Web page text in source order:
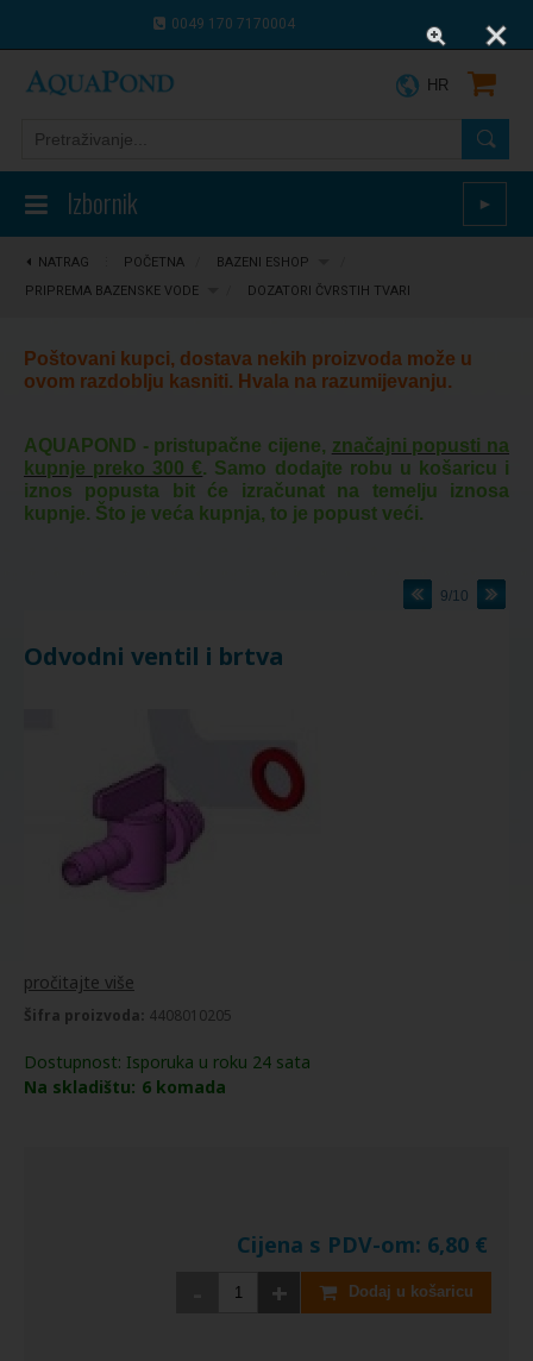
0049 170 7170004
Izbornik ►
HR
NATRAG POČETNA BAZENI ESHOP
PRIPREMA BAZENSKE VODE
DOZATORI ČVRSTIH TVARI
Poštovani kupci, dostava nekih proizvoda može u
ovom razdoblju kasniti. Hvala na razumijevanju.
AQUAPOND - pristupačne cijene, značajni popusti na
kupnje preko 300 €. Samo dodajte robu u košaricu i
iznos popusta bit će izračunat na temelju iznosa
kupnje. Što je veća kupnja, to je popust veći.
9/10
Odvodni ventil i brtva
pročitajte više
Šifra proizvoda: 4408010205
Dostupnost: Isporuka u roku 24 sata
Na skladištu: 6 komada
Cijena s PDV-om: 6,80 €
+ Dodaj u košaricu